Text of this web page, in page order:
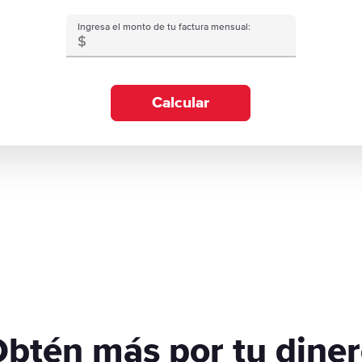
Ingresa el monto de tu factura mensual:
Calcular
más por tu